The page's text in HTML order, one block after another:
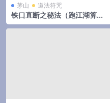
茅山 道法符咒
铁口直断之秘法（跑江湖算命
的民间秘法）